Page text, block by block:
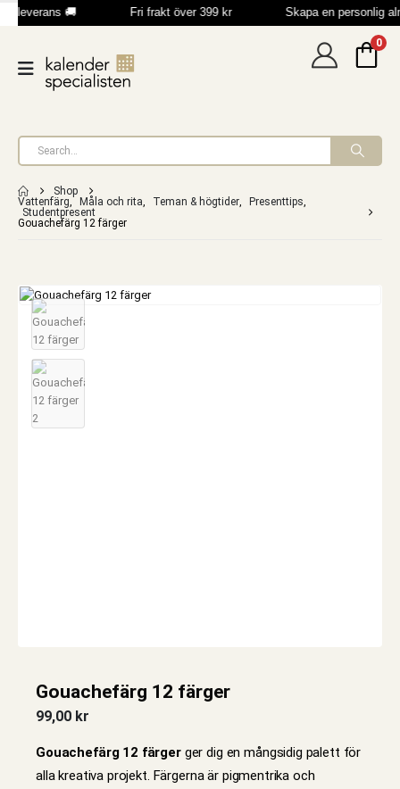
leverans 🚚 Fri frakt över 399 kr Skapa en personlig
0
Shop
Vattenfärg, Måla och rita, Teman & högtider, Presenttips,
Studentpresent
Gouachefärg 12 färger
Gouachefärg 12 färger
99,00 kr
Gouachefärg 12 färgerger dig en mångsidig palett för
alla kreativa projekt. Färgerna är pigmentrika och